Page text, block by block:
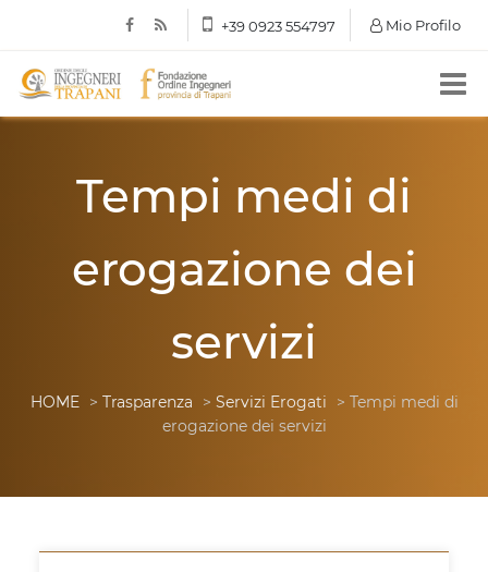
+39 0923 554797 Mio Profilo
Tempi medi di
erogazione dei
servizi
HOME > Trasparenza > Servizi Erogati
> Tempi medi di
erogazione dei servizi